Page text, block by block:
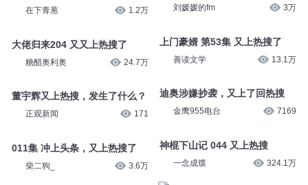
在下青葱 1.2万
大佬归来204 又又上热搜了
糖醋奥利奥 24.7万
董宇辉又上热搜，发生了什么？
正观新闻 171
011集 冲上头条，又上热搜了
柴二狗_ 3.6万
刘媛媛的fm 3万
上门豪婿 第53集 又上热搜了
善读文学 13.1万
迪奥涉嫌抄袭，又上了回热搜
金鹰955电台 7169
神棍下山记 044 又上热搜
一念成馍 324.1万